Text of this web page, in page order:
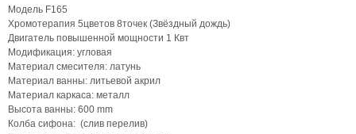
Модель F165
Хромотерапия 5цветов 8точек (Звёздный дождь)
Двигатель повышенной мощности 1 Квт
Модификация: угловая
Материал смесителя: латунь
Материал ванны: литьевой акрил
Материал каркаса: металл
Высота ванны: 600 mm
Колба сифона: (слив перелив)